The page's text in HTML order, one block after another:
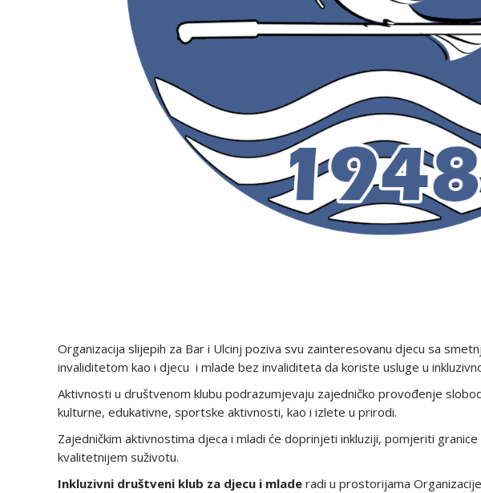
Organizacija slijepih za Bar i Ulcinj poziva svu zainteresovanu djecu sa
invaliditetom kao i djecu i mlade bez invaliditeta da koriste usluge u
Aktivnosti u društvenom klubu podrazumjevaju zajedničko provođenje
kulturne, edukativne, sportske aktivnosti, kao i izlete u prirodi.
Zajedničkim aktivnostima djeca i mladi će doprinjeti inkluziji, pomjeriti
kvalitetnijem suživotu.
Inkluzivni društveni klub za djecu i mlade radi u prostorijama